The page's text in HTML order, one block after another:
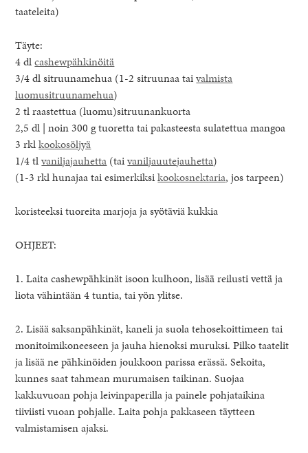
taateleita)
Täyte:
4 dlcashewpähkinöitä
3/4 dl sitruunamehua (1-2 sitruunaa taivalmista
luomusitruunamehua)
2 tl raastettua (luomu)sitruunankuorta
2,5 dl | noin 300 g tuoretta tai pakasteesta sulatettua mangoa
3 rklkookosöljyä
1/4 tlvaniljajauhetta (taivaniljauutejauhetta)
(1-3 rkl hunajaa tai esimerkiksikookosnektaria, jos tarpeen)
koristeeksi tuoreita marjoja ja syötäviä kukkia
OHJEET:
1. Laita cashewpähkinät isoon kulhoon, lisää reilusti vettä ja
liota vähintään 4 tuntia, tai yön ylitse.
2. Lisää saksanpähkinät, kaneli ja suola tehosekoittimeen tai
monitoimikoneeseen ja jauha hienoksi muruksi. Pilko taatelit
ja lisää ne pähkinöiden joukkoon parissa erässä. Sekoita,
kunnes saat tahmean murumaisen taikinan. Suojaa
kakkuvuoan pohja leivinpaperilla ja painele pohjataikina
tiiviisti vuoan pohjalle. Laita pohja pakkaseen täytteen
valmistamisen ajaksi.